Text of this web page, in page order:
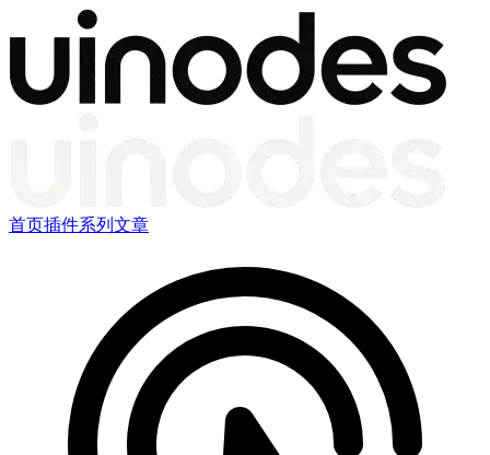
首页插件系列文章